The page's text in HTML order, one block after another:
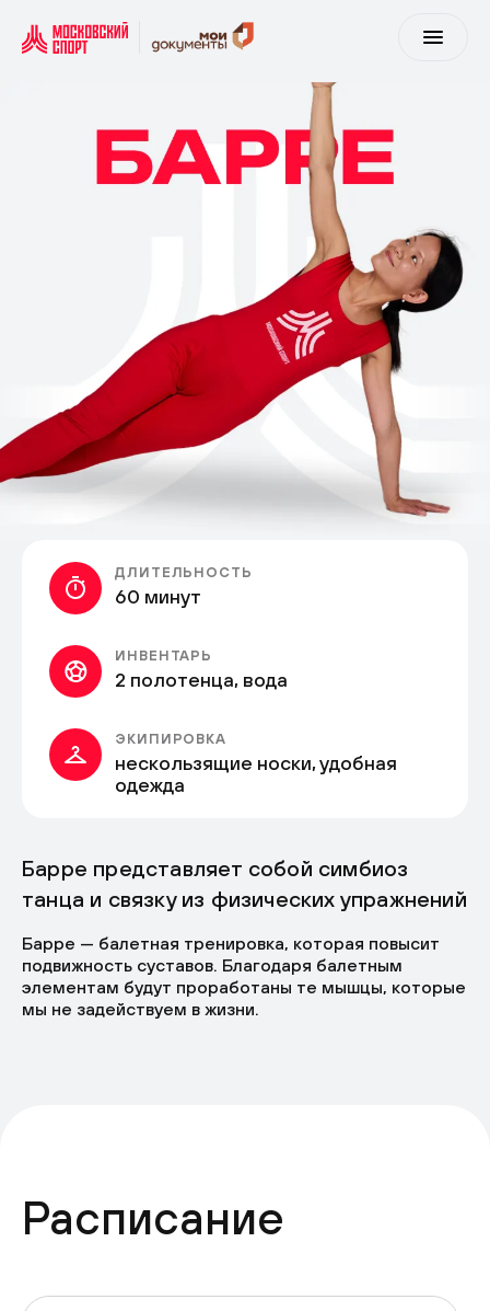
ДЛИТЕЛЬНОСТЬ
60 минут
ИНВЕНТАРЬ
2 полотенца, вода
ЭКИПИРОВКА
нескользящие носки, удобная
одежда
Барре представляет собой симбиоз
танца и связку из физических упражнений
Барре — балетная тренировка, которая повысит
подвижность суставов. Благодаря балетным
элементам будут проработаны те мышцы, которые
мы не задействуем в жизни.
Расписание